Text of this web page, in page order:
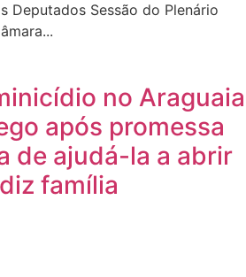
Deputados Sessão do Plenário
no Araguaia
após promessa
de ajudá-la a abrir
família